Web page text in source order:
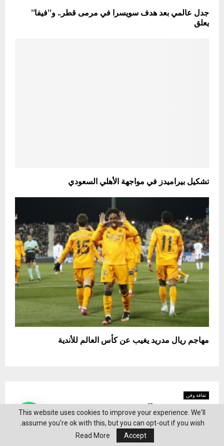
جدل عالمي بعد هدف سويسرا في مرمى قطر.. و”فيفا”
يعلق
تشكيل بيراميدز في مواجهة الأهلي السعودي
مهاجم ريال مدريد يغيب عن كأس العالم للأندية
ثقافة وفن
بديل الفيلر الآمن.. سر تجميلي جديد يجتاح
الأسواق
65
This website uses cookies to improve your experience. We'll
assume you're ok with this, but you can opt-out if you wish.
Accept
Read More